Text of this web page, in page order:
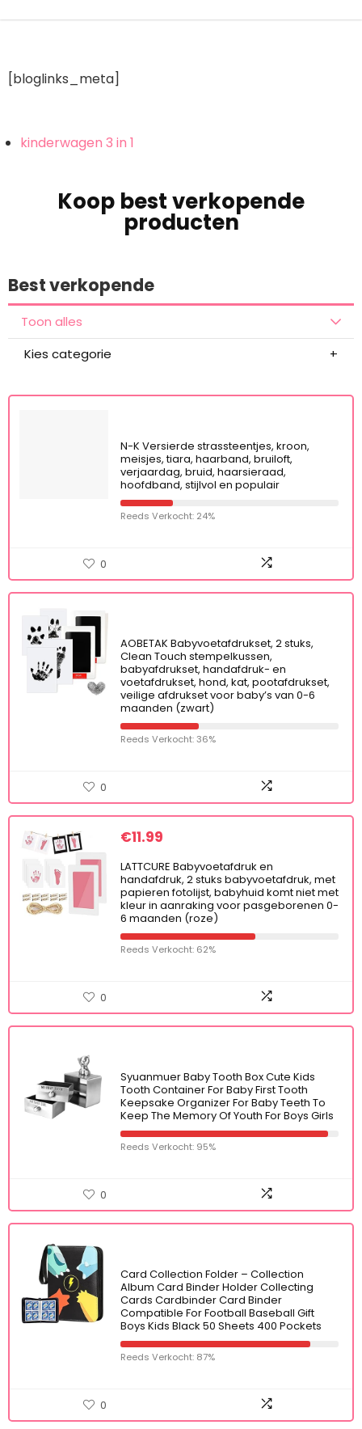
[bloglinks_meta]
kinderwagen 3 in 1
Koop best verkopende
producten
Best verkopende
Toon alles
Kies categorie
N-K Versierde strassteentjes, kroon,
meisjes, tiara, haarband, bruiloft,
verjaardag, bruid, haarsieraad,
hoofdband, stijlvol en populair
Reeds Verkocht: 24%
0
AOBETAK Babyvoetafdrukset, 2 stuks,
Clean Touch stempelkussen,
babyafdrukset, handafdruk- en
voetafdrukset, hond, kat, pootafdrukset,
veilige afdrukset voor baby’s van 0-6
maanden (zwart)
Reeds Verkocht: 36%
0
€11.99
LATTCURE Babyvoetafdruk en
handafdruk, 2 stuks babyvoetafdruk, met
papieren fotolijst, babyhuid komt niet met
kleur in aanraking voor pasgeborenen 0-
6 maanden (roze)
Reeds Verkocht: 62%
0
Syuanmuer Baby Tooth Box Cute Kids
Tooth Container For Baby First Tooth
Keepsake Organizer For Baby Teeth To
Keep The Memory Of Youth For Boys Girls
Reeds Verkocht: 95%
0
Card Collection Folder – Collection
Album Card Binder Holder Collecting
Cards Cardbinder Card Binder
Compatible For Football Baseball Gift
Boys Kids Black 50 Sheets 400 Pockets
Reeds Verkocht: 87%
0